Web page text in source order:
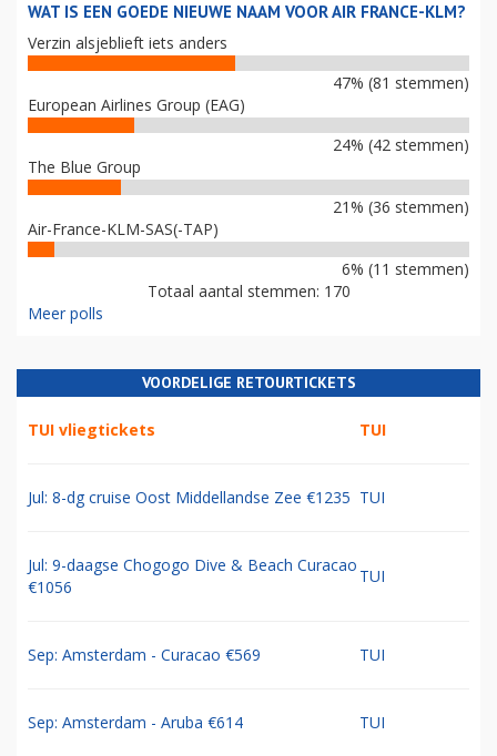
WAT IS EEN GOEDE NIEUWE NAAM VOOR AIR FRANCE-KLM?
Verzin alsjeblieft iets anders
47% (81 stemmen)
European Airlines Group (EAG)
24% (42 stemmen)
The Blue Group
21% (36 stemmen)
Air-France-KLM-SAS(-TAP)
6% (11 stemmen)
Totaal aantal stemmen: 170
Meer polls
VOORDELIGE RETOURTICKETS
TUI vliegtickets TUI
Jul: 8-dg cruise Oost Middellandse Zee €1235 TUI
Jul: 9-daagse Chogogo Dive & Beach Curacao
€1056
TUI
Sep: Amsterdam - Curacao €569 TUI
Sep: Amsterdam - Aruba €614 TUI